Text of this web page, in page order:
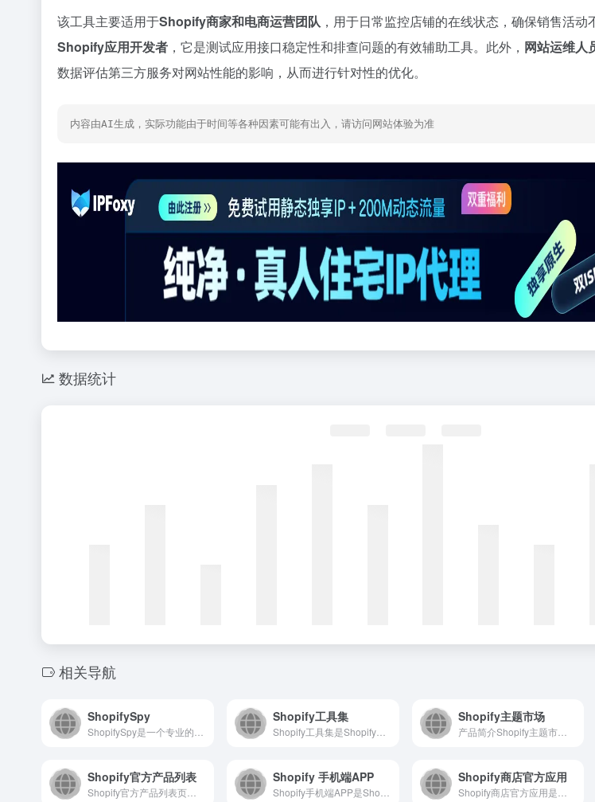
该工具主要适用于Shopify商家和电商运营团队 ，用于日常监控店铺的在线状态，确保销售活
Shopify应用开发者 ，它是测试应用接口稳定性和排查问题的有效辅助工具。此外， 网站运维人
数据评估第三方服务对网站性能的影响，从而进行针对性的优化。
内容由AI生成，实际功能由于时间等各种因素可能有出入，请访问网站体验为准
数据统计
相关导航
ShopifySpy Shopify工具集
Shopify工具集是Shopify官方提供的免费在线工具平...
Shopify主题市场
产品简介Shopify主题市场是Shopify官方推出的在线...
Shopify官方产品列表 Shopify 手机端APP Shopify商店官方应用